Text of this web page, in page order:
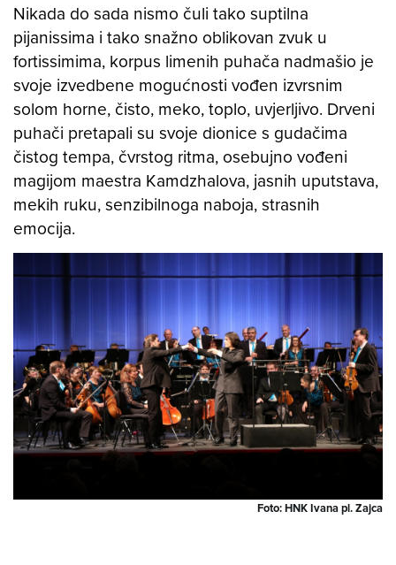
Nikada do sada nismo čuli tako suptilna
pijanissima i tako snažno oblikovan zvuk u
fortissimima, korpus limenih puhača nadmašio je
svoje izvedbene mogućnosti vođen izvrsnim
solom horne, čisto, meko, toplo, uvjerljivo. Drveni
puhači pretapali su svoje dionice s gudačima
čistog tempa, čvrstog ritma, osebujno vođeni
magijom maestra Kamdzhalova, jasnih uputstava,
mekih ruku, senzibilnoga naboja, strasnih
emocija.
Foto: HNK Ivana pl. Zajca